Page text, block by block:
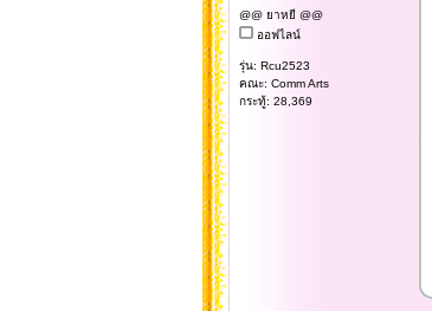
@@ ยาหยี @@
ออฟไลน์
รุ่น: Rcu2523
คณะ: Comm Arts
กระทู้: 28,369